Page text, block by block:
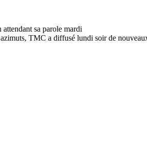
TMC a diffusé lundi soir de